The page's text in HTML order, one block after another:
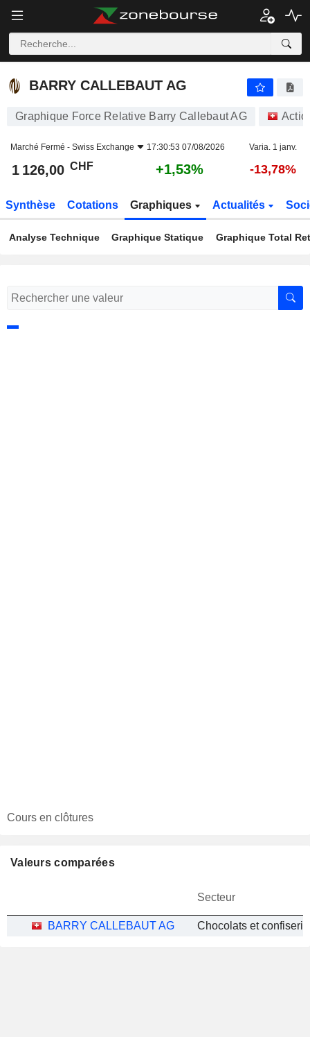
BARRY CALLEBAUT AG
BARRY CALLEBAUT AG
Graphique Force Relative Barry Callebaut AG
Marché Fermé - Swiss Exchange 17:30:53 07/08/2026 Varia. 1 janv.
1 126,00 CHF +1,53% -13,78%
Synthèse Cotations Graphiques Actualités
Analyse Technique Graphique Statique Graphique Total
Cours en clôtures
Valeurs comparées
Secteur
BARRY CALLEBAUT AG Chocolats et